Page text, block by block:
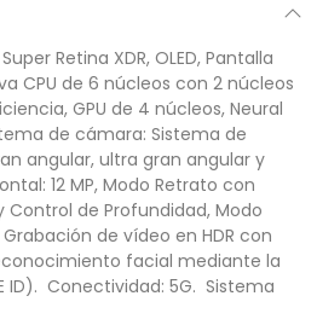
Retina XDR, OLED, Pantalla
CPU de 6 núcleos con 2 núcleos
GPU de 4 núcleos, Neural
de cámara: Sistema de
angular, ultra gran angular y
12 MP, Modo Retrato con
de Profundidad, Modo
de vídeo en HDR con
facial mediante la
 Conectividad: 5G.  Sistema